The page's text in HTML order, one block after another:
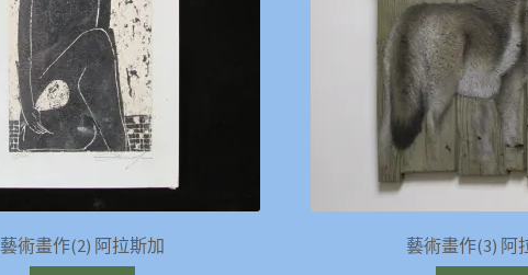
藝術畫作(2) 阿拉斯加 藝術畫作(3) 阿